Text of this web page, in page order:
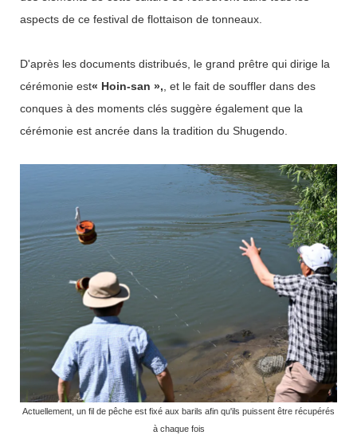
aspects de ce festival de flottaison de tonneaux.
D'après les documents distribués, le grand prêtre qui dirige la
cérémonie est« Hoin-san », , et le fait de souffler dans des
conques à des moments clés suggère également que la
cérémonie est ancrée dans la tradition du Shugendo.
Actuellement, un fil de pêche est fixé aux barils afin qu'ils puissent être récupérés
à chaque fois